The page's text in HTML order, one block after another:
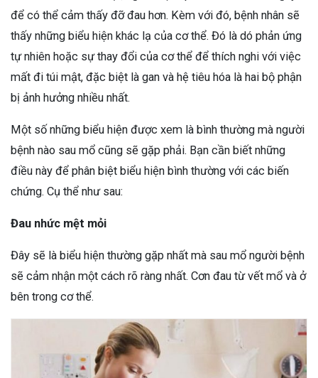
để có thể cảm thấy đỡ đau hơn. Kèm với đó, bệnh nhân sẽ
thấy những biểu hiện khác lạ của cơ thể. Đó là dó phản ứng
tự nhiên hoặc sự thay đổi của cơ thể để thích nghi với việc
mất đi túi mật, đặc biệt là gan và hệ tiêu hóa là hai bộ phận
bị ảnh hưởng nhiều nhất.
Một số những biểu hiện được xem là bình thường mà người
bệnh nào sau mổ cũng sẽ gặp phải. Bạn cần biết những
điều này để phân biệt biểu hiện bình thường với các biến
chứng. Cụ thể như sau:
Đau nhức mệt mỏi
Đây sẽ là biểu hiện thường gặp nhất mà sau mổ người bệnh
sẽ cảm nhận một cách rõ ràng nhất. Cơn đau từ vết mổ và ở
bên trong cơ thể.